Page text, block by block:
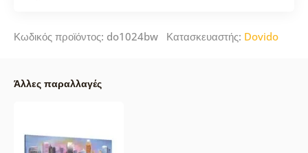
Κωδικός προϊόντος: do1024bw Κατασκευαστής: Dovido
Άλλες παραλλαγές